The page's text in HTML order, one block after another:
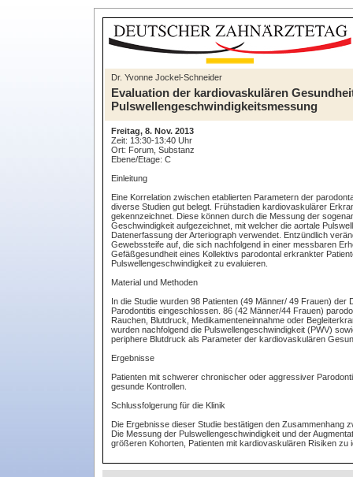
Dr. Yvonne Jockel-Schneider
Evaluation der kardiovaskulären
Pulswellengeschwindigkeitsmessung
Freitag, 8. Nov. 2013
Zeit: 13:30-13:40 Uhr
Ort: Forum, Substanz
Ebene/Etage: C
Einleitung
Eine Korrelation zwischen etablierten Parametern der
diverse Studien gut belegt. Frühstadien kardiovaskulärer
gekennzeichnet. Diese können durch die Messung der
Geschwindigkeit aufgezeichnet, mit welcher die aortale
Datenerfassung der Arteriograph verwendet. Entzündlich
Gewebssteife auf, die sich nachfolgend in einer messbaren
Gefäßgesundheit eines Kollektivs parodontal erkrankter
Pulswellengeschwindigkeit zu evaluieren.
Material und Methoden
In die Studie wurden 98 Patienten (49 Männer/ 49 Frauen)
Parodontitis eingeschlossen. 86 (42 Männer/44 Frauen)
Rauchen, Blutdruck, Medikamenteneinnahme oder
wurden nachfolgend die Pulswellengeschwindigkeit (PWV)
periphere Blutdruck als Parameter der kardiovaskulären
Ergebnisse
Patienten mit schwerer chronischer oder aggressiver
gesunde Kontrollen.
Schlussfolgerung für die Klinik
Die Ergebnisse dieser Studie bestätigen den Zusammenhang
Die Messung der Pulswellengeschwindigkeit und der
größeren Kohorten, Patienten mit kardiovaskulären Risiken zu